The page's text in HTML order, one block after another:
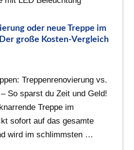
oder neue Treppe im
große Kosten-Vergleich
Treppenrenovierung vs.
So sparst du Zeit und Geld!
Treppe im
sofort auf das gesamte
wird im schlimmsten …